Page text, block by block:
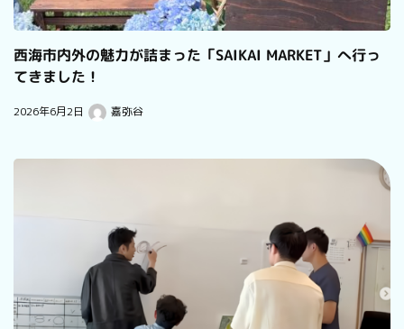
西海市内外の魅力が詰まった「SAIKAI MARKET」へ行っ
てきました！
2026年6月2日 嘉弥谷